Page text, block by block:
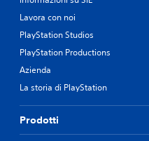
Lavora con noi
PlayStation Studios
PlayStation Productions
Azienda
La storia di PlayStation
Prodotti